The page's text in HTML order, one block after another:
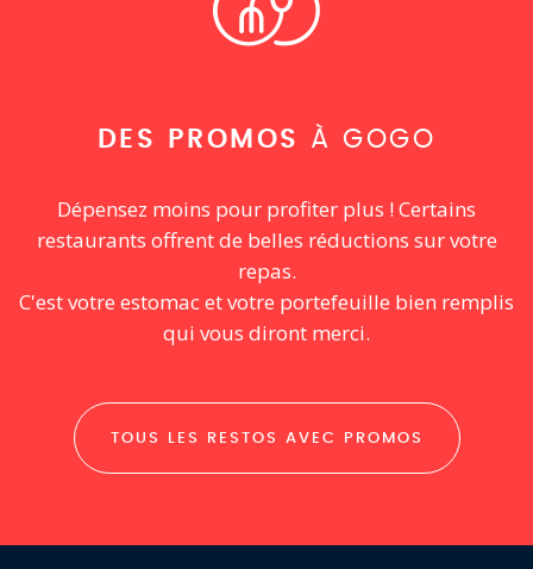
DES PROMOS À GOGO
Dépensez moins pour profiter plus ! Certains
restaurants offrent de belles réductions sur votre
repas.
C'est votre estomac et votre portefeuille bien remplis
qui vous diront merci.
TOUS LES RESTOS AVEC PROMOS